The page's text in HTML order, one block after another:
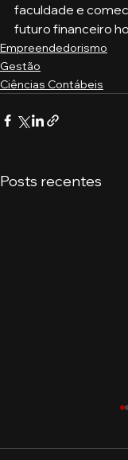
faculdade e
futuro financeiro
Empreendedorismo
Gestão
Ciências Contábeis
Posts recentes